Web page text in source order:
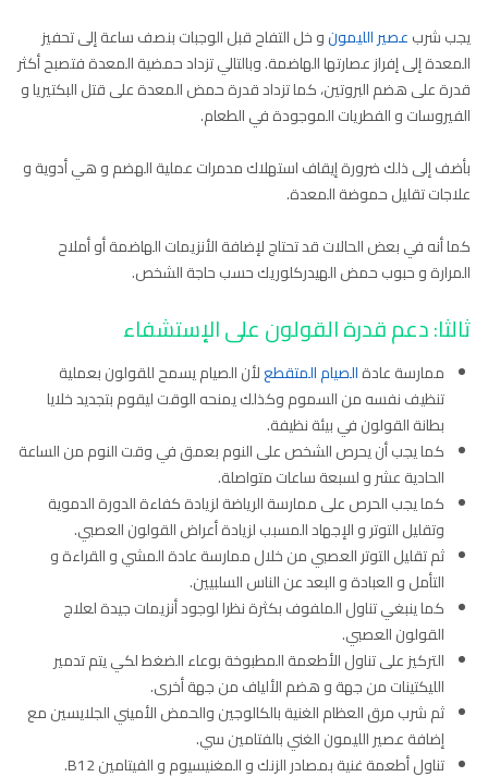
يجب شربعصير الليمونو خل التفاح قبل الوجبات بنصف ساعة إلى تحفيز
المعدة إلى إفراز عصارتها الهاضمة. وبالتالي تزداد حمضية المعدة فتصبح أكثر
قدرة على هضم البروتين، كما تزداد قدرة حمض المعدة على قتل البكتيريا و
الفيروسات و الفطريات الموجودة في الطعام.
بأضف إلى ذلك ضرورة إيقاف استهلاك مدمرات عملية الهضم و هي أدوية و
علاجات تقليل حموضة المعدة.
كما أنه في بعض الحالات قد تحتاج لإضافة الأنزيمات الهاضمة أو أملاح
المرارة و حبوب حمض الهيدركلوريك حسب حاجة الشخص.
ثالثا: دعم قدرة القولون على الإستشفاء
ممارسة عادةالصيام المتقطعلأن الصيام يسمح للقولون بعملية
تنظيف نفسه من السموم وكذلك يمنحه الوقت ليقوم بتجديد خلايا
بطانة القولون في بيئة نظيفة.
كما يجب أن يحرص الشخص على النوم بعمق في وقت النوم من الساعة
الحادية عشر و لسبعة ساعات متواصلة.
كما يجب الحرص على ممارسة الرياضة لزيادة كفاءة الدورة الدموية
وتقليل التوتر و الإجهاد المسبب لزيادة أعراض القولون العصبي.
ثم تقليل التوتر العصبي من خلال ممارسة عادة المشي و القراءة و
التأمل و العبادة و البعد عن الناس السلبيين.
كما ينبغي تناول الملفوف بكثرة نظرا لوجود أنزيمات جيدة لعلاج
القولون العصبي.
التركيز على تناول الأطعمة المطبوخة بوعاء الضغط لكي يتم تدمير
الليكتينات من جهة و هضم الألياف من جهة أخرى.
ثم شرب مرق العظام الغنية بالكالوجين والحمض الأميني الجلايسين مع
إضافة عصير الليمون الغني بالفتامين سي.
تناول أطعمة غنية بمصادر الزنك و المغنيسيوم و الفيتامين B12.